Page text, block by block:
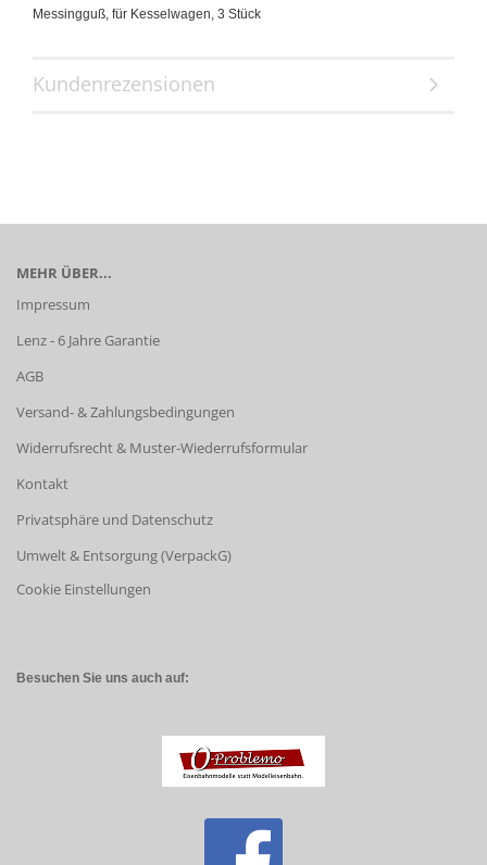
Messingguß, für Kesselwagen, 3 Stück
Kundenrezensionen
MEHR ÜBER...
Impressum
Lenz - 6 Jahre Garantie
AGB
Versand- & Zahlungsbedingungen
Widerrufsrecht & Muster-Wiederrufsformular
Kontakt
Privatsphäre und Datenschutz
Umwelt & Entsorgung (VerpackG)
Cookie Einstellungen
Besuchen Sie uns auch auf: